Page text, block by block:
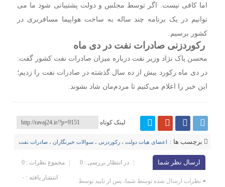
اما کافی نیست. اگر توسط مجلس و دولت پشتیبانی شود ما می
توانیم در یک برنامه چند ساله به ساخت هواپیما مسافربری در
کشور برسیم.
رکوردزنی صادرات نفت در دی ماه
محسن پاک نژاد وزیر نفت درباره میزان صادرات نفت کشور گفت:
در دی ماه رکورد بیش از ده سال گذشته در صادرات نفت را زدیم؛
این خبر را اعلام می‌کنیم تا مردم‌مان شاد بشوند.
لینک کوتاه
برچسب ها : اعضای هیات دولت ،رکوردزنی ،سوالات خبرنگاران ،صادرات نفت
ارسال نظر شما مجموع نظرات : 0 در انتظار بررسی : 0
انتشار یافته : ۰
نظرات ارسال شده توسط شما، پس از تایید توسط